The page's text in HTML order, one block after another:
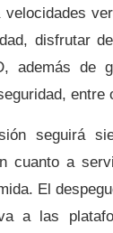
disfrutar
además de
entre
seguirá
cuanto a
El
a las